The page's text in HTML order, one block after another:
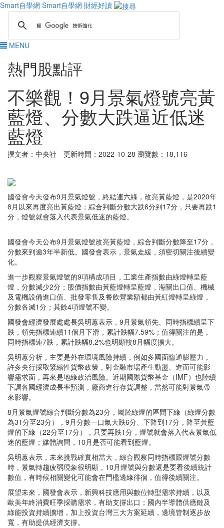
Smart自學網 Smart自學網 財經好讀
MENU
熱門股點評
不樂觀！9月景氣燈號亮黃
藍燈、分數大跌逼近低迷
藍燈
撰文者：中央社 更新時間：2022-10-28 瀏覽數：18,116
國發會今天發布9月景氣燈號，終結連六綠，改亮黃藍燈，是2020年
8月以來再度亮出黃藍燈；綜合判斷分數大跌6分到17分，只要再跌1
分，燈號就會落入代表景氣低迷的藍燈。
國發會今天公布9月景氣燈號改亮黃藍燈，綜合判斷分數降至17分，
分數來到逾3年半新低。國發會表示，景氣走緩，須密切關注後續變
化。
進一步觀察景氣燈號的9項構成項目，工業生產指數由綠燈轉呈藍
燈，分數減少2分；股價指數由黃藍燈轉呈藍燈，海關出口值、機械
及電機設備進口值、批發零售及餐飲營業額都由黃紅燈轉呈綠燈，
分數各減1分；其餘4項燈號不變。
國發會經濟發展處處長吳明蕙表示，9月景氣領先、同時指標續呈下
跌，領先指標連續11個月下滑，累計跌幅7.59%；值得關注的是，
同時指標連7跌，累計跌幅8.2%也明顯較8月幅度擴大。
吳明蕙分析，主要是外在環境風險持續，例如多國面臨通膨壓力，
許多央行採取緊縮性貨幣政策，對金融市場產生動盪、進而可能影
響需求面，再來是地緣政治風險。近期國際貨幣基金（IMF）也陸續
下調各國經濟成長率預測，廠商進行存貨調整，當然可能對景氣帶
來影響。
8月景氣燈號綜合判斷分數為23分，屬於綠燈的區間下緣（綠燈分數
為31分至23分），9月分數一口氣大跌6分、下降到17分，降至黃藍
燈的下緣（22分至17分），只要再跌1分，燈號就會落入代表景氣低
迷的藍燈；媒體詢問，10月是否可能看到藍燈。
吳明蕙表示，未來挑戰確實相當大，綜合觀察同時指標跟燈號分數
時，景氣轉趨疲弱現象很明顯，10月燈號與分數還是要看後續統計
數值，有時候相關變化可能會在門檻邊緣徘徊，值得後續關注。
展望未來，國發會表示，新興科技應用與數位轉型需求持續，以及
歐美年終消費旺季採購需求，有助支撐出口；國內半導體供應鏈及
綠能投資持續擴增，加上投資台灣三大方案延續，邊境管制逐步放
寬，有助提供經濟支撐。